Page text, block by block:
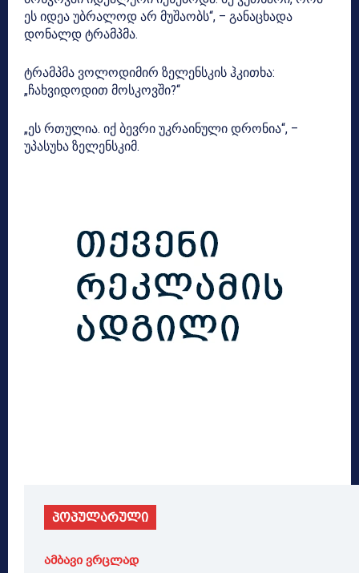
ეს იდეა უბრალოდ არ მუშაობს“, – განაცხადა
დონალდ ტრამპმა.
ტრამპმა ვოლოდიმირ ზელენსკის ჰკითხა:
„ჩახვიდოდით მოსკოვში?“
„ეს რთულია. იქ ბევრი უკრაინული დრონია“, –
უპასუხა ზელენსკიმ.
პოპულარული
ამბავი ვრცლად